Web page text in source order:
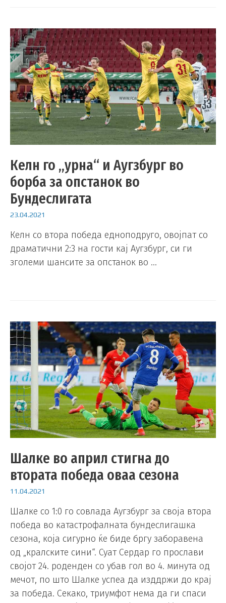
Келн го „урна“ и Аугзбург во
борба за опстанок во
Бундеслигата
23.04.2021
Келн со втора победа едноподруго, овојпат со
драматични 2:3 на гости кај Аугзбург, си ги
зголеми шансите за опстанок во …
Шалке во април стигна до
втората победа оваа сезона
11.04.2021
Шалке со 1:0 го совлада Аугзбург за своја втора
победа во катастрофалната бундеслигашка
сезона, која сигурно ќе биде бргу заборавена
од „кралските сини“. Суат Сердар го прослави
својот 24. роденден со убав гол во 4. минута од
мечот, по што Шалке успеа да изддржи до крај
за победа. Секако, триумфот нема да ги спаси